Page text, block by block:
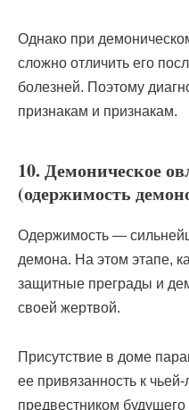
Однако при
сложно отличить его
болезней. Поэтому
признакам и признакам.
10. Демоническое
(одержимость
Одержимость —
демона. На этом этапе,
защитные преграды и
своей жертвой.
Присутствие в доме
ее привязанность к
предвестником